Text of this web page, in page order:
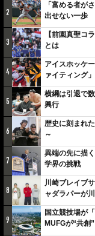
2
「富める者が
出せない一歩
3
【前園真聖コ
とは
4
アイスホッケ
ァイティング
5
横綱は引退で
興行
6
歴史に刻まれ
～
7
異端の先に描
学界の挑戦
8
川崎ブレイブ
ャダラパーが
しみでしかな
9
国立競技場が
MUFGが“共創